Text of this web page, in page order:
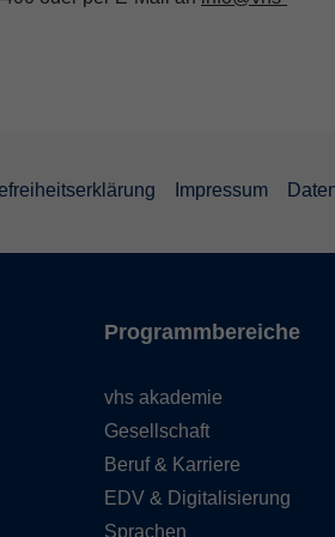
Impressum
Programmbereiche
vhs akademie
Gesellschaft
Beruf & Karriere
EDV & Digitalisierung
Sprachen